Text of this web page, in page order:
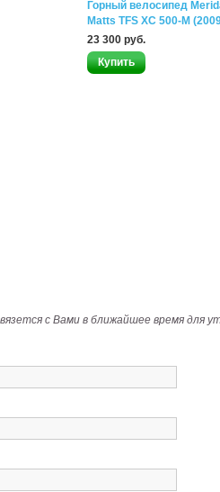
Горный велосипед
Matts TFS XC 500-M
23 300 руб.
с Вами в ближайшее время для